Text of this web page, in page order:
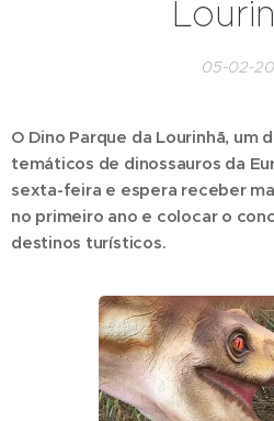
05-02-
O Dino Parque da Lourinhã, um
temáticos de dinossauros da
sexta-feira e espera receber
no primeiro ano e colocar o
destinos turísticos.